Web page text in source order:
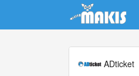
Update cookies preferences
ADticket